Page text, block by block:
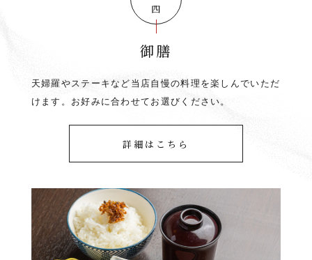
御膳
天婦羅やステーキなど当店自慢の料理を楽しんでいただ
けます。お好みに合わせてお選びください。
詳細はこちら